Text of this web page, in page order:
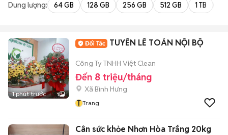
Dung lượng: 64 GB 128 GB 256 GB 512 GB 1 TB
1 phút trước 1
TUYỂN LẾ TOÁN NỘI BỘ
Công Ty TNHH Việt Clean
Đến 8 triệu/tháng
Xã Bình Hưng
T Trang
Cân sức khỏe Nhơn Hòa Trắng 20kg